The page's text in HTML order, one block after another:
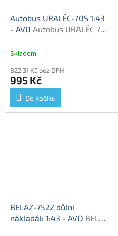
Autobus URALĚC-70S 1:43
- AVD Autobus URALĚC 70
Skladem
822,31 Kč bez DPH
995 Kč
Do košíku
BELAZ-7522 důlní
náklaďák 1:43 - AVD BELAZ